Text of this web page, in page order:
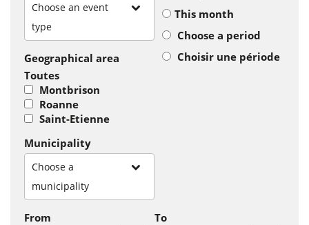
Choose an event
type
Geographical area
Toutes
Montbrison
Roanne
Saint-Etienne
Municipality
Choose a
municipality
This month
Choose a period
Choisir une période
From To